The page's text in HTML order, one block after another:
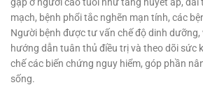
mạch, bệnh phổi tắc nghẽn mạn tính, các
Người bệnh được tư vấn chế độ dinh dưỡng,
hướng dẫn tuân thủ điều trị và theo dõi sức
chế các biến chứng nguy hiểm, góp phần
sống.